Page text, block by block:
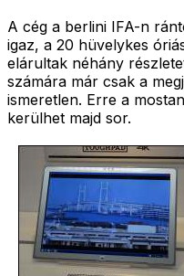
A cég a berlini IFA-n
igaz, a 20 hüvelykes
elárultak néhány
számára már csak a
ismeretlen. Erre a
kerülhet majd sor.